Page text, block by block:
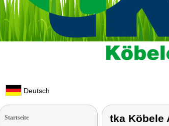
Deutsch
Startseite tka Köbele